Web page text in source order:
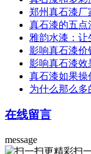
郑州真石漆厂
真石漆的五点
雅韵水漆：让
影响真石漆价
影响真石漆效
真石漆如果操
为什么那么
在线留言
message
扫